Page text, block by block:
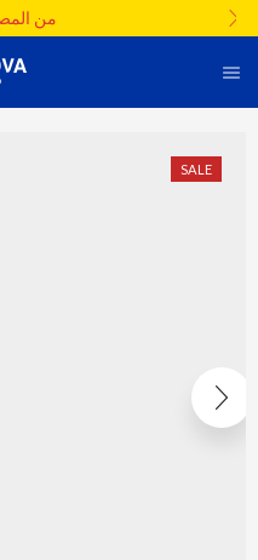
من
SALE